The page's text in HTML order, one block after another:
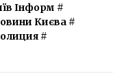
Інформ #
Києва#
#